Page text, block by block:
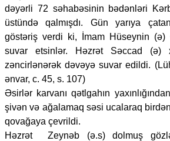
dəyərli 72 səhabəsinin bədənləri
üstündə qalmışdı. Gün yarıya
göstəriş verdi ki, İmam Hüseynin (ə)
suvar etsinlər. Həzrət Səccad (ə)
zəncirlənərək dəvəyə suvar edildi.
ənvar, c. 45, s. 107)
Əsirlər karvanı qətlgahın
şivən və ağalamaq səsi ucalaraq
qovağaya çevrildi.
Həzrət Zeynəb (ə.s) dolmuş